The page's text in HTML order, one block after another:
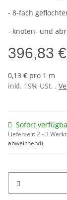
- 8-fach
- knoten- und
396,83 €
0,13 € pro 1 m
inkl. 19% USt. ,
Sofort
Lieferzeit:2 - 3
abweichend)